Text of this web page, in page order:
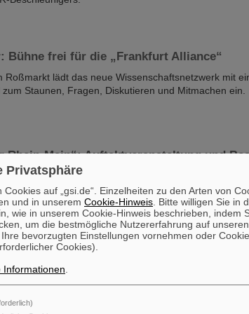
Bühne frei für die „Frankfurt Alliance“
Roßmarkt lädt das neue Wissenschaftsnetzwerk mit
zum Staunen, Fragen, Diskutieren und Mitmachen ein.
Rhein-Main“: Auftaktveranstaltung und
zu den „Tagen der Industriekultur
beim GSI/FAIR in Darmstadt abgehalten.
Gelegenheit, bei einer öffentlichen Besichtigung im
das GSI Helmholtzzentrum für
internationale Beschleunigerzentrum FAIR, das
aus nächster Nähe kennenzulernen. Ausgerichtet
jährlich von der KulturRegion…
Privatsphäre
auf „gsi.de“. Einzelheiten zu den Arten von
und in unserem Cookie-Hinweis . Bitte willigen Sie in
wie in unserem Cookie-Hinweis beschrieben, indem
um die bestmögliche Nutzererfahrung auf
bevorzugten Einstellungen vornehmen oder
Cookies).
Informationen